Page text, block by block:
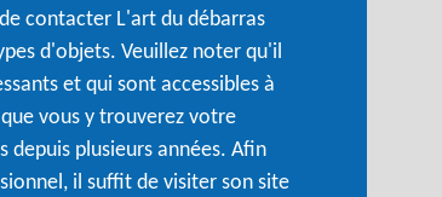
contacter L'art du débarras
d'objets. Veuillez noter qu'il
et qui sont accessibles à
vous y trouverez votre
plusieurs années. Afin
il suffit de visiter son site